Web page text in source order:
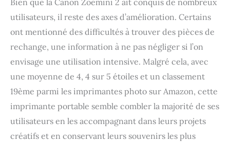
Bien que la Canon Zoemini 2 ait conquis de nombreux
utilisateurs, il reste des axes d’amélioration. Certains
ont mentionné des difficultés à trouver des pièces de
rechange, une information à ne pas négliger si l’on
envisage une utilisation intensive. Malgré cela, avec
une moyenne de 4, 4 sur 5 étoiles et un classement
19ème parmi les imprimantes photo sur Amazon, cette
imprimante portable semble combler la majorité de ses
utilisateurs en les accompagnant dans leurs projets
créatifs et en conservant leurs souvenirs les plus